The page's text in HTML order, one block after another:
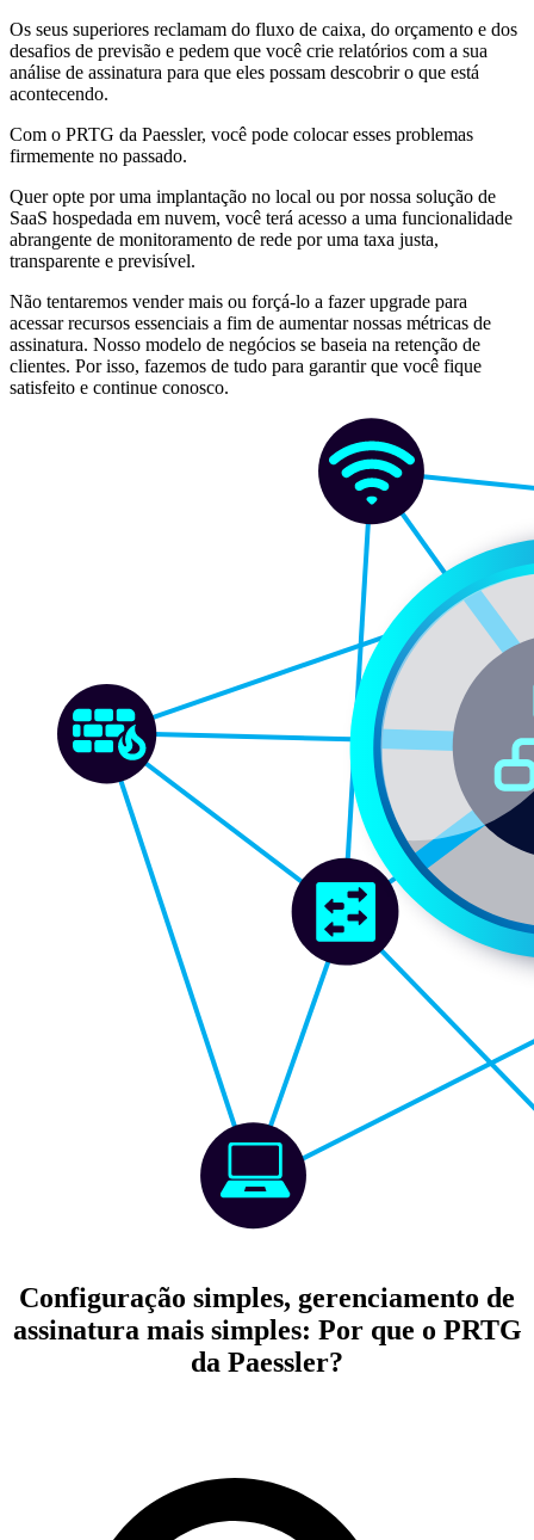
Os seus superiores reclamam do fluxo de caixa, do orçamento e dos
desafios de previsão e pedem que você crie relatórios com a sua
análise de assinatura para que eles possam descobrir o que está
acontecendo.
Com o PRTG da Paessler, você pode colocar esses problemas
firmemente no passado.
Quer opte por uma implantação no local ou por nossa solução de
SaaS hospedada em nuvem, você terá acesso a uma funcionalidade
abrangente de monitoramento de rede por uma taxa justa,
transparente e previsível.
Não tentaremos vender mais ou forçá-lo a fazer upgrade para
acessar recursos essenciais a fim de aumentar nossas métricas de
assinatura. Nosso modelo de negócios se baseia na retenção de
clientes. Por isso, fazemos de tudo para garantir que você fique
satisfeito e continue conosco.
Configuração simples, gerenciamento de
assinatura mais simples: Por que o PRTG
da Paessler?